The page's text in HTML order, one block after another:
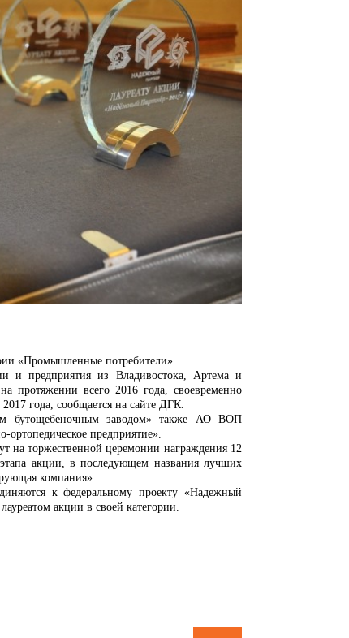
«Промышленные потребители».
и предприятия из Владивостока, Артема и
протяжении всего 2016 года, своевременно
года, сообщается на сайте ДГК.
бутощебеночным заводом» также АО ВОП
предприятие».
на торжественной церемонии награждения 12
акции, в последующем названия лучших
компания».
к федеральному проекту «Надежный
акции в своей категории.